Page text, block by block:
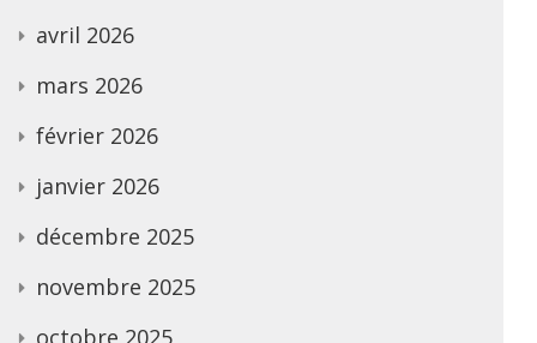
avril 2026
mars 2026
février 2026
janvier 2026
décembre 2025
novembre 2025
octobre 2025